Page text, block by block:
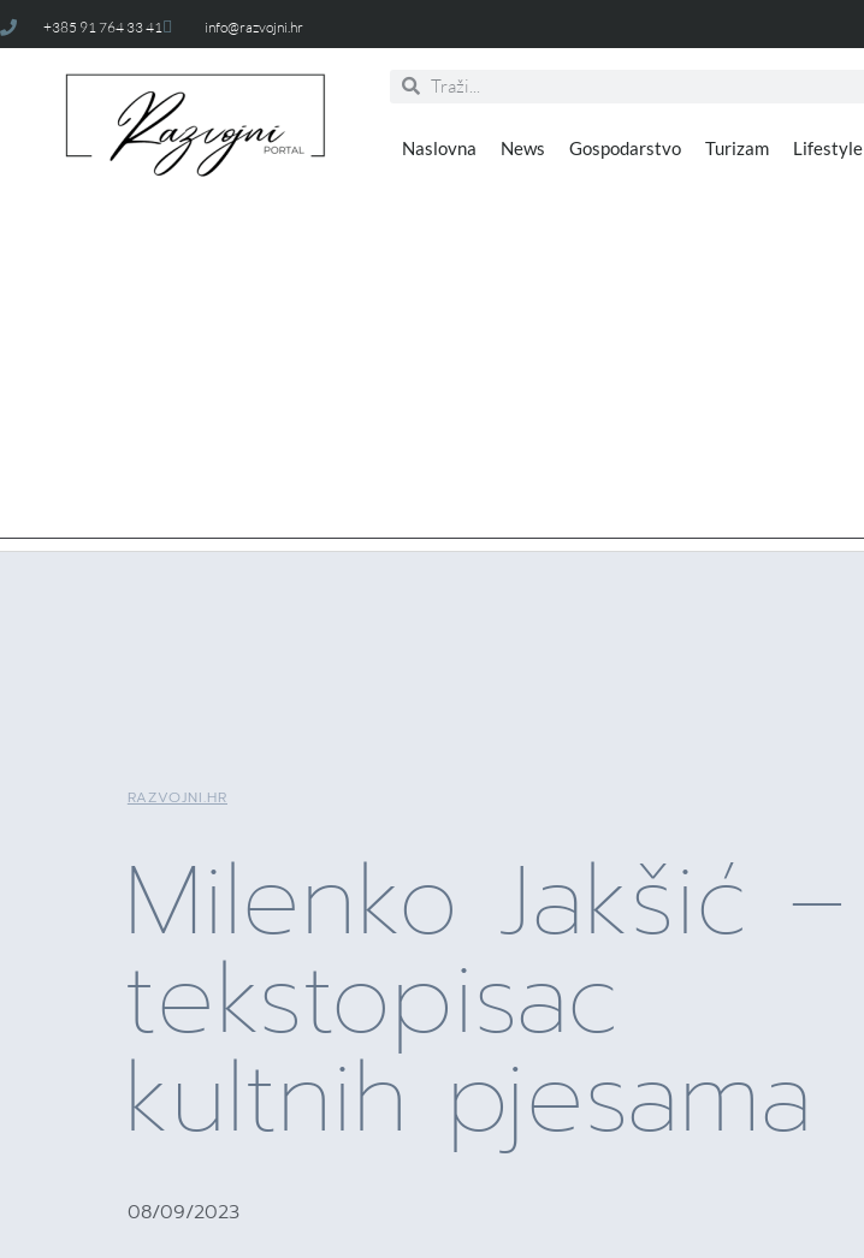
+385 91 764 33 41 info@razvojni.hr
Naslovna News Gospodarstvo Turizam Lifestyle
RAZVOJNI.HR
Milenko Jakšić –
tekstopisac
kultnih pjesama
08/09/2023